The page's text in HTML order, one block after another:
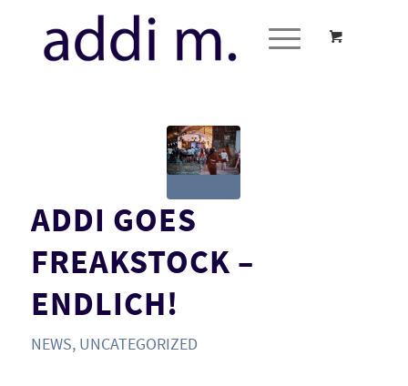
ADDI GOES
FREAKSTOCK –
ENDLICH!
NEWS, UNCATEGORIZED